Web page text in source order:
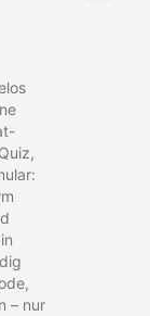
– nur